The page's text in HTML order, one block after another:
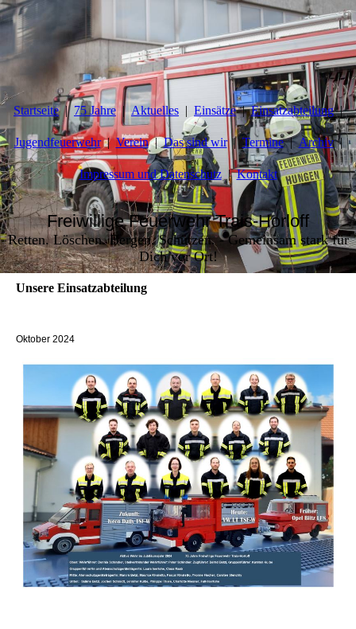
Startseite 75 Jahre Aktuelles Einsätze Einsatzabteilung
Jugendfeuerwehr Verein Das sind wir Termine Archiv
Impressum und Datenschutz Kontakt
Freiwillige Feuerwehr Trais-Horloff
Retten. Löschen. Bergen. Schützen. - Gemeinsam stark für
Dich vor Ort!
Unsere Einsatzabteilung
Oktober 2024